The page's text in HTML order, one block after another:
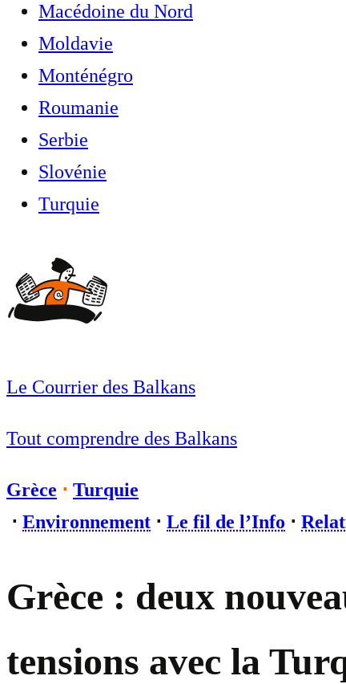
Macédoine du Nord
Moldavie
Monténégro
Roumanie
Serbie
Slovénie
Turquie
Le Courrier des Balkans
Tout comprendre des Balkans
Grèce ⋅ Turquie
⋅ Environnement ⋅ Le fil de l’Info ⋅
Grèce : deux
tensions avec la